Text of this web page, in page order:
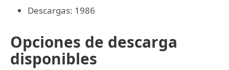
Descargas: 1986
Opciones de descarga
disponibles